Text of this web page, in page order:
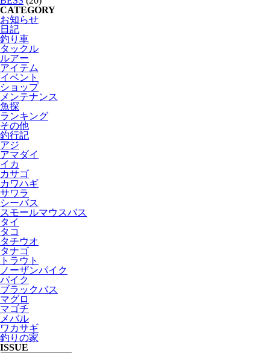
CATEGORY
お知らせ
日記
釣り車
タックル
ルアー
アイテム
イベント
ショップ
メンテナンス
魚探
ランキング
その他
釣行記
アジ
アマダイ
イカ
カサゴ
カワハギ
サワラ
シーバス
スモールマウスバス
タイ
タコ
タチウオ
タナゴ
トラウト
ノーザンパイク
パイク
ブラックバス
マグロ
マゴチ
メバル
ワカサギ
釣りの家
ISSUE